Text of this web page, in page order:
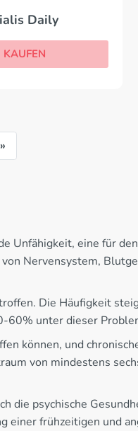
Daily
KAUFEN
»
Unfähigkeit, eine für
Nervensystem,
Die Häufigkeit
60% unter dieser
können, und
von mindestens
die psychische
frühzeitigen und